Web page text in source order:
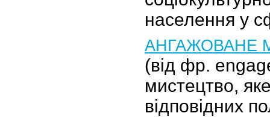
населення у
АНГАЖОВАНЕ
(від фр.
мистецтво,
відповідних